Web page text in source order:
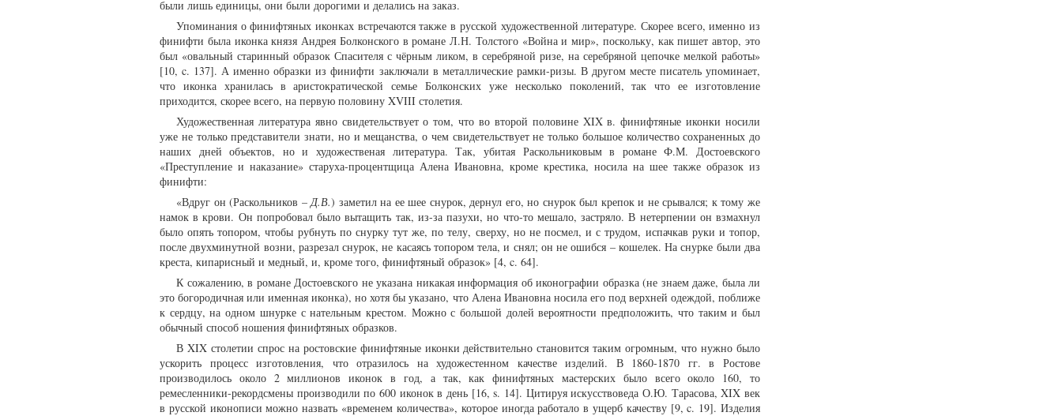
были лишь единицы, они были дорогими и делались на заказ.
Упоминания о финифтяных иконках встречаются также в русской художественной литературе. Скорее всего, именно из
финифти была иконка князя Андрея Болконского в романе Л.Н. Толстого «Война и мир», поскольку, как пишет автор, это
был «овальный старинный образок Спасителя с чёрным ликом, в серебряной ризе, на серебряной цепочке мелкой работы»
[10, c. 137]. А именно образки из финифти заключали в металлические рамки-ризы. В другом месте писатель упоминает,
что иконка хранилась в аристократической семье Болконских уже несколько поколений, так что ее изготовление
приходится, скорее всего, на первую половину XVIII столетия.
Художественная литература явно свидетельствует о том, что во второй половине XIX в. финифтяные иконки носили
уже не только представители знати, но и мещанства, о чем свидетельствует не только большое количество сохраненных до
наших дней объектов, но и художественая литература. Так, убитая Раскольниковым в романе Ф.М. Достоевского
«Преступление и наказание» старуха-процентщица Алена Ивановна, кроме крестика, носила на шее также образок из
финифти:
«Вдруг он (Раскольников –Д.В.) заметил на ее шее снурок, дернул его, но снурок был крепок и не срывался; к тому же
намок в крови. Он попробовал было вытащить так, из-за пазухи, но что-то мешало, застряло. В нетерпении он взмахнул
было опять топором, чтобы рубнуть по снурку тут же, по телу, сверху, но не посмел, и с трудом, испачкав руки и топор,
после двухминутной возни, разрезал снурок, не касаясь топором тела, и снял; он не ошибся – кошелек. На снурке были два
креста, кипарисный и медный, и, кроме того, финифтяный образок» [4, c. 64].
К сожалению, в романе Достоевского не указана никакая информация об иконографии образка (не знаем даже, была ли
это богородичная или именная иконка), но хотя бы указано, что Алена Ивановна носила его под верхней одеждой, поближе
к сердцу, на одном шнурке с нательным крестом. Можно с большой долей вероятности предположить, что таким и был
обычный способ ношения финифтяных образков.
В XIX столетии спрос на ростовские финифтяные иконки действительно становится таким огромным, что нужно было
ускорить процесс изготовления, что отразилось на художестенном качестве изделий. В 1860-1870 гг. в Ростове
производилось около 2 миллионов иконок в год, а так, как финифтяных мастерских было всего около 160, то
ремесленники-рекордсмены производили по 600 иконок в день [16, s. 14]. Цитируя искусствоведа О.Ю. Тарасова, XIX век
в русской иконописи можно назвать «временем количества», которое иногда работало в ущерб качеству [9, c. 19]. Изделия